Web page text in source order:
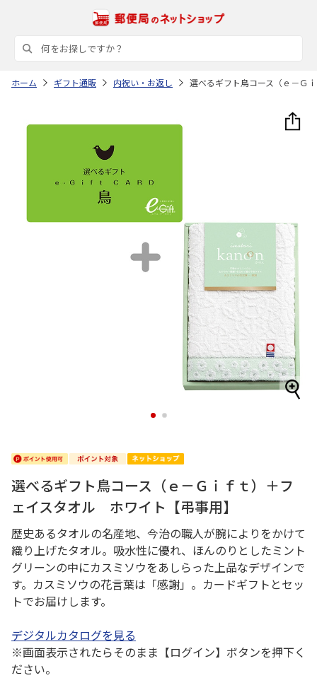
ホーム ギフト通販 内祝い・お返し 選べるギフト鳥コース（ｅ－Ｇ
1 2
選べるギフト鳥コース（ｅ－Ｇｉｆｔ）＋フ
ェイスタオル ホワイト【弔事用】
歴史あるタオルの名産地、今治の職人が腕によりをかけて
織り上げたタオル。吸水性に優れ、ほんのりとしたミント
グリーンの中にカスミソウをあしらった上品なデザインで
す。カスミソウの花言葉は「感謝」。カードギフトとセッ
トでお届けします。
デジタルカタログを見る
※画面表示されたらそのまま【ログイン】ボタンを押下く
ださい。